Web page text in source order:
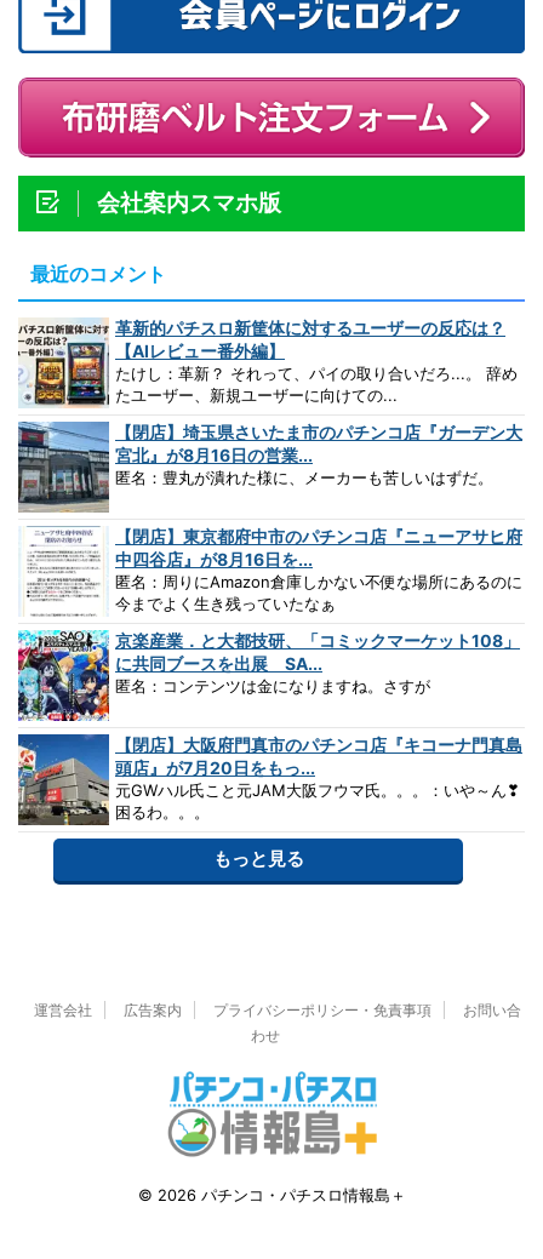
会社案内スマホ版
最近のコメント
革新的パチスロ新筐体に対するユーザーの反応は？
【AIレビュー番外編】
たけし：革新？ それって、パイの取り合いだろ...。 辞め
たユーザー、新規ユーザーに向けての...
【閉店】埼玉県さいたま市のパチンコ店『ガーデン大
宮北』が8月16日の営業...
匿名：豊丸が潰れた様に、メーカーも苦しいはずだ。
【閉店】東京都府中市のパチンコ店『ニューアサヒ府
中四谷店』が8月16日を...
匿名：周りにAmazon倉庫しかない不便な場所にあるのに
今までよく生き残っていたなぁ
京楽産業．と大都技研、「コミックマーケット108」
に共同ブースを出展 SA...
匿名：コンテンツは金になりますね。さすが
【閉店】大阪府門真市のパチンコ店『キコーナ門真島
頭店』が7月20日をもっ...
元GWハル氏こと元JAM大阪フウマ氏。。。：いや～ん❣
困るわ。。。
もっと見る
運営会社 広告案内 プライバシーポリシー・免責事項
お問い合
わせ
© 2026 パチンコ・パチスロ情報島＋